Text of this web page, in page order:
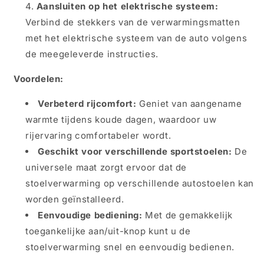
Aansluiten op het elektrische systeem:
Verbind de stekkers van de verwarmingsmatten
met het elektrische systeem van de auto volgens
de meegeleverde instructies.
Voordelen:
Verbeterd rijcomfort: Geniet van aangename
warmte tijdens koude dagen, waardoor uw
rijervaring comfortabeler wordt.
Geschikt voor verschillende sportstoelen: De
universele maat zorgt ervoor dat de
stoelverwarming op verschillende autostoelen kan
worden geïnstalleerd.
Eenvoudige bediening: Met de gemakkelijk
toegankelijke aan/uit-knop kunt u de
stoelverwarming snel en eenvoudig bedienen.